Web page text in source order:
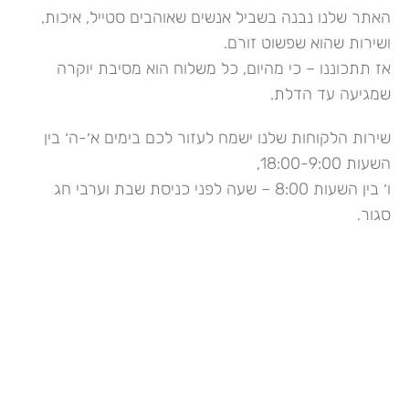
האתר שלנו נבנה בשביל אנשים שאוהבים סטייל, איכות,
ושירות שהוא שפשוט זורם.
אז תתכוננו – כי מהיום, כל משלוח הוא מסיבת יוקרה
שמגיעה עד הדלת.
שירות הלקוחות שלנו ישמח לעזור לכם בימים א׳-ה׳ בין
השעות 18:00-9:00,
ו׳ בין השעות 8:00 – שעה לפני כניסת שבת וערבי חג
סגור.